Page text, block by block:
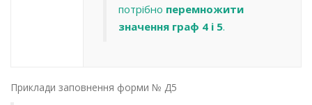
потрібно перемножити
значення граф 4 і 5.
Приклади заповнення форми № Д5